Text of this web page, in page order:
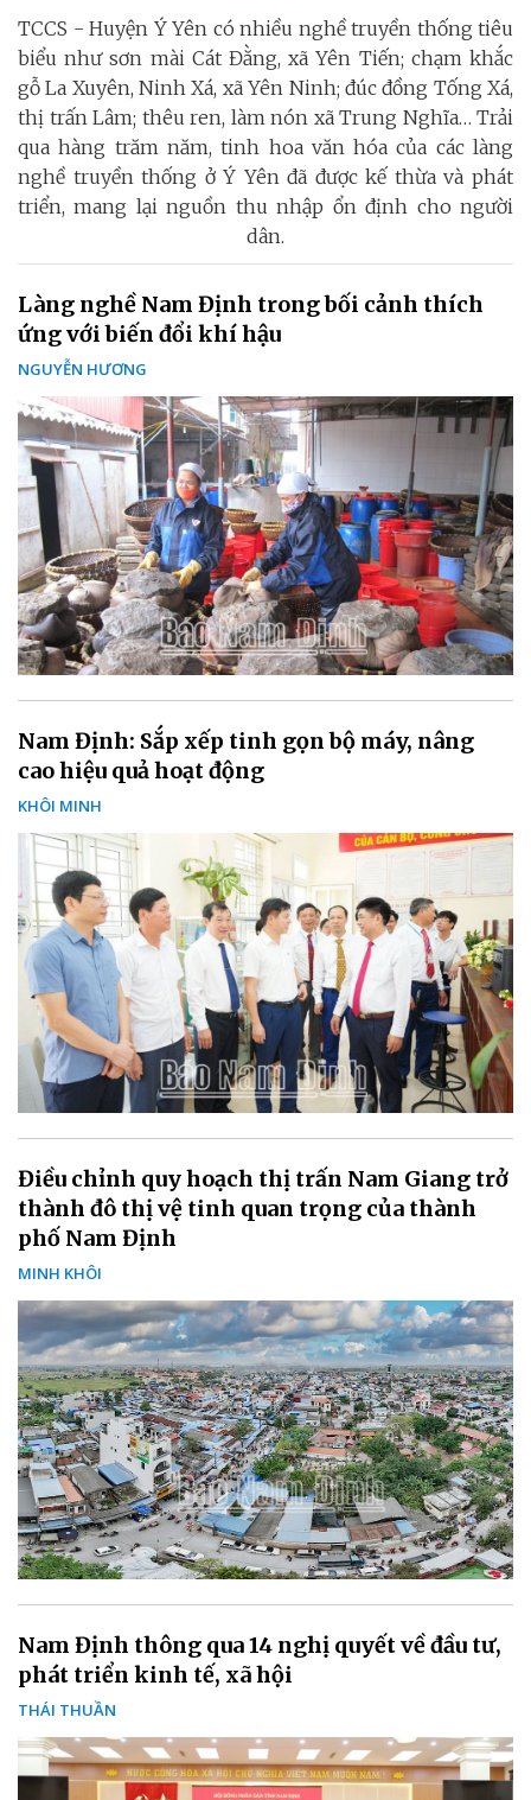
TCCS - Huyện Ý Yên có nhiều nghề truyền thống tiêu
biểu như sơn mài Cát Đằng, xã Yên Tiến; chạm khắc
gỗ La Xuyên, Ninh Xá, xã Yên Ninh; đúc đồng Tống Xá,
thị trấn Lâm; thêu ren, làm nón xã Trung Nghĩa… Trải
qua hàng trăm năm, tinh hoa văn hóa của các làng
nghề truyền thống ở Ý Yên đã được kế thừa và phát
triển, mang lại nguồn thu nhập ổn định cho người
dân.
Làng nghề Nam Định trong bối cảnh thích
ứng với biến đổi khí hậu
NGUYỄN HƯƠNG
Nam Định: Sắp xếp tinh gọn bộ máy, nâng
cao hiệu quả hoạt động
KHÔI MINH
Điều chỉnh quy hoạch thị trấn Nam Giang trở
thành đô thị vệ tinh quan trọng của thành
phố Nam Định
MINH KHÔI
Nam Định thông qua 14 nghị quyết về đầu tư,
phát triển kinh tế, xã hội
THÁI THUẦN